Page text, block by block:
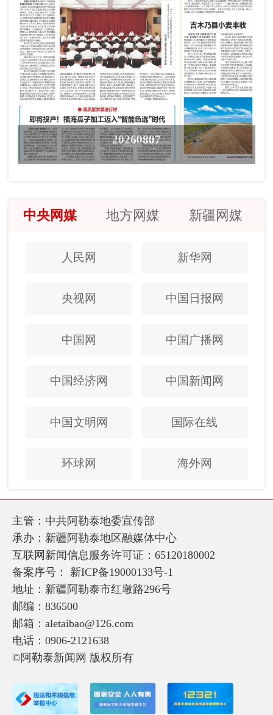
20260807
中央网媒 地方网媒 新疆网媒
人民网 新华网
央视网 中国日报网
中国网 中国广播网
中国经济网 中国新闻网
中国文明网 国际在线
环球网 海外网
主管：中共阿勒泰地委宣传部
承办：新疆阿勒泰地区融媒体中心
互联网新闻信息服务许可证：65120180002
备案序号： 新ICP备19000133号-1
地址：新疆阿勒泰市红墩路296号
邮编：836500
邮箱：aletaibao@126.com
电话：0906-2121638
©阿勒泰新闻网 版权所有